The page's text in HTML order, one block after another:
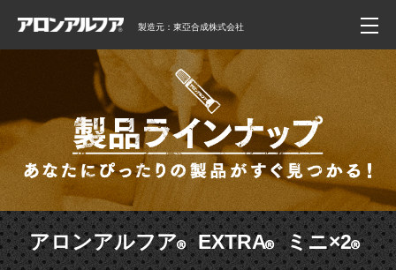
製造元：東亞合成株式会社
アロンアルフア EXTRA ミニ×2